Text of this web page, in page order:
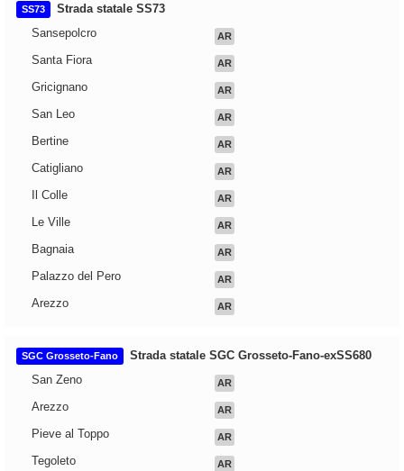
SS73
Strada statale SS73
Sansepolcro
AR
Santa Fiora AR
Gricignano AR
San Leo AR
Bertine AR
Catigliano AR
Il Colle AR
Le Ville AR
Bagnaia AR
Palazzo del Pero AR
Arezzo AR
SGC Grosseto-Fano
Strada statale SGC Grosseto-Fano-exSS680
San Zeno
AR
Arezzo AR
Pieve al Toppo AR
Tegoleto AR